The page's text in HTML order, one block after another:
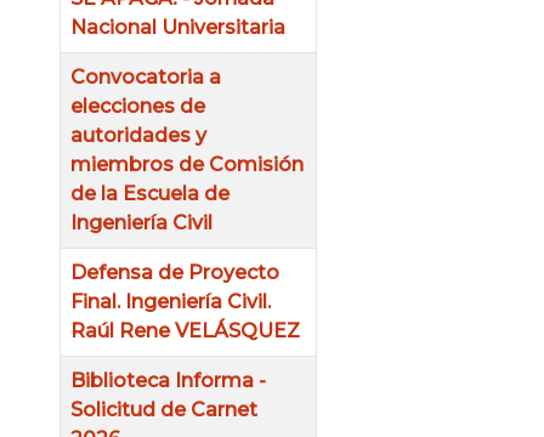
Nacional Universitaria
Convocatoria a
elecciones de
autoridades y
miembros de Comisión
de la Escuela de
Ingeniería Civil
Defensa de Proyecto
Final. Ingeniería Civil.
Raúl Rene VELÁSQUEZ
Biblioteca Informa -
Solicitud de Carnet